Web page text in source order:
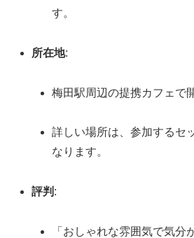
す。
所在地:
梅田駅周辺の提携カフェで
詳しい場所は、参加するセ
なります。
評判 :
「おしゃれな雰囲気で気分